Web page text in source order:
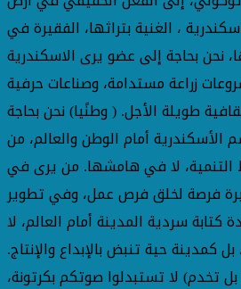
، الغنية بتراثها، الفقيرة في
نحن بحاجة إلى عضو يرى الاسكندرية
زراعة مستدامة، وصناعات حرفية
طويلة الأجل. ( وطنًيا) نحن بحاجة
الأسكندرية أمام الوطن والعالم، من
لا في هامشها. من يرى في
فرصة لخلق فرص عمل، وفي تطوير
كتابة سردية المدينة أمام العالم، لا
حية تنبض بالإبداع والإنتاج.
تخدم) لا تستبدلوا صوتكم بكرتونة،